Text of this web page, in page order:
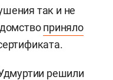
так и не
приняло
решили